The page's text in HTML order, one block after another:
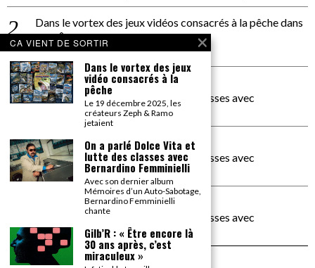
Dans le vortex des jeux vidéos consacrés à la pêchedans
PACÔME THIELLEMENT
La séance d’Hip Gnose
La Patrie
dans
On a parlé Dolce Vita et lutte des classes avec
Bernardino Femminielli
carte noire negra à l'o tiededans
On a parlé Dolce Vita et lutte des classes avec
Bernardino Femminielli
moise et son mascarédans
On a parlé Dolce Vita et lutte des classes avec
Bernardino Femminielli
CA VIENT DE SORTIR
Dans le vortex des jeux
vidéo consacrés à la
pêche
Le 19 décembre 2025, les
créateurs Zeph & Ramo
jetaient
On a parlé Dolce Vita et
lutte des classes avec
Bernardino Femminielli
Avec son dernier album
Mémoires d’un Auto-Sabotage,
Bernardino Femminielli
chante
Gilb’R : « Être encore là
30 ans après, c’est
miraculeux »